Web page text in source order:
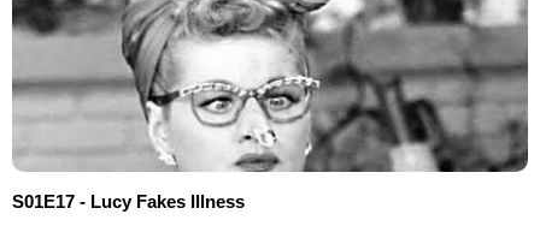
S01E17 - Lucy Fakes Illness